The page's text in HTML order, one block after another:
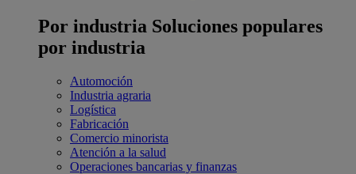
Por industria Soluciones populares
por industria
Automoción
Industria agraria
Logística
Fabricación
Comercio minorista
Atención a la salud
Operaciones bancarias y finanzas